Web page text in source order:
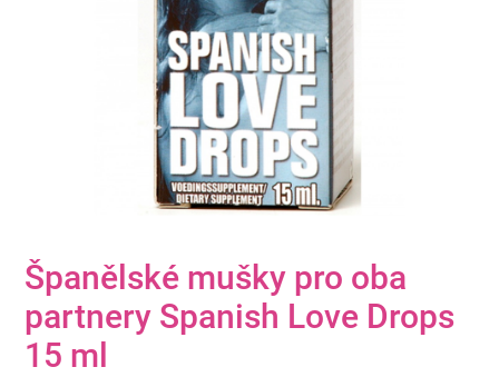
Španělské mušky pro oba
partnery Spanish Love Drops
15 ml